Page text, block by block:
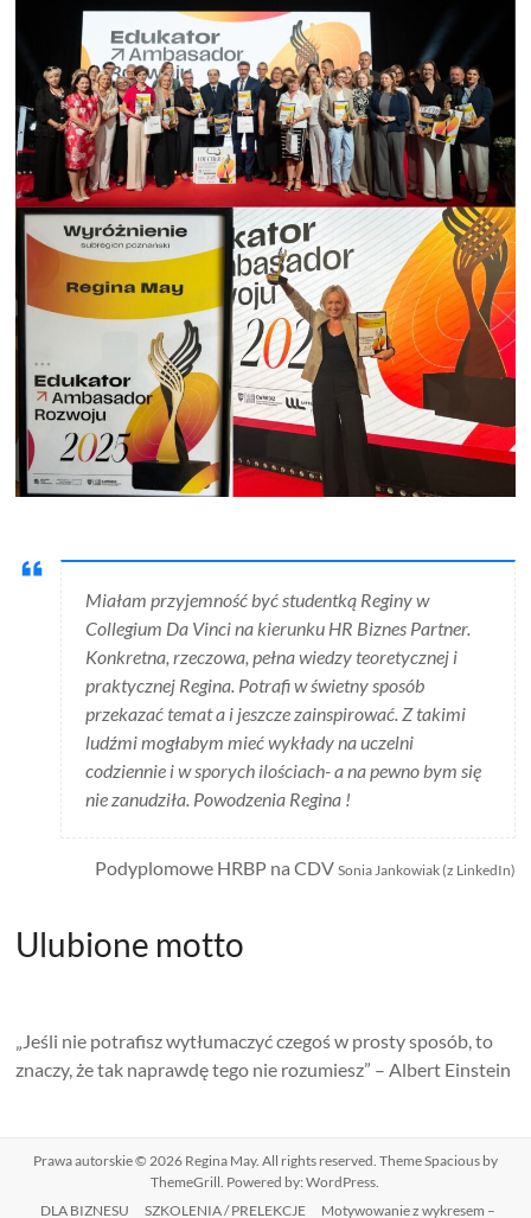
Miałam przyjemność być studentką Reginy w
Collegium Da Vinci na kierunku HR Biznes Partner.
Konkretna, rzeczowa, pełna wiedzy teoretycznej i
praktycznej Regina. Potrafi w świetny sposób
przekazać temat a i jeszcze zainspirować. Z takimi
ludźmi mogłabym mieć wykłady na uczelni
codziennie i w sporych ilościach- a na pewno bym się
nie zanudziła. Powodzenia Regina !
Podyplomowe HRBP na CDV Sonia Jankowiak (z LinkedIn)
Ulubione motto
„Jeśli nie potrafisz wytłumaczyć czegoś w prosty sposób, to
znaczy, że tak naprawdę tego nie rozumiesz” – Albert Einstein
Prawa autorskie © 2026 Regina May. All rights reserved. ThemeSpaciousby
ThemeGrill. Powered by:WordPress
DLA BIZNESU
SZKOLENIA / PRELEKCJE Motywowanie z wykresem –